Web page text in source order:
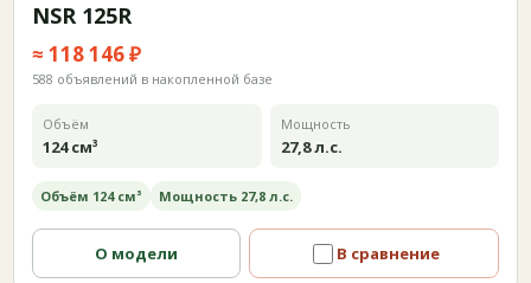
NSR 125R
≈ 118 146 ₽
588 объявлений в накопленной базе
Объём
124 см³
Мощность
27,8 л.с.
Объём 124 см³ Мощность 27,8 л.с.
О модели В сравнение